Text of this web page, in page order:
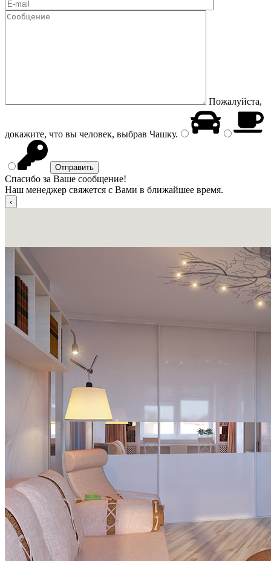
Пожалуйста,
докажите, что вы человек, выбрав Чашку.
Спасибо за Ваше сообщение!
Наш менеджер свяжется с Вами в ближайшее время.